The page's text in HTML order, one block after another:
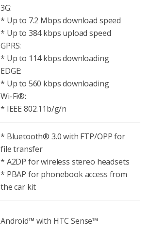
3G:
* Up to 7.2 Mbps download speed
* Up to 384 kbps upload speed
GPRS:
* Up to 114 kbps downloading
EDGE:
* Up to 560 kbps downloading
Wi-Fi®:
* IEEE 802.11b/g/n
* Bluetooth® 3.0 with FTP/OPP for
file transfer
* A2DP for wireless stereo headsets
* PBAP for phonebook access from
the car kit
Android™ with HTC Sense™